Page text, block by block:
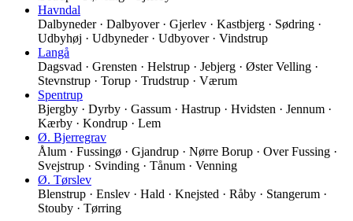
Havndal
Dalbyneder · Dalbyover · Gjerlev · Kastbjerg · Sødring ·
Udbyhøj · Udbyneder · Udbyover · Vindstrup
Langå
Dagsvad · Grensten · Helstrup · Jebjerg · Øster Velling ·
Stevnstrup · Torup · Trudstrup · Værum
Spentrup
Bjergby · Dyrby · Gassum · Hastrup · Hvidsten · Jennum ·
Kærby · Kondrup · Lem
Ø. Bjerregrav
Ålum · Fussingø · Gjandrup · Nørre Borup · Over Fussing ·
Svejstrup · Svinding · Tånum · Venning
Ø. Tørslev
Blenstrup · Enslev · Hald · Knejsted · Råby · Stangerum ·
Stouby · Tørring